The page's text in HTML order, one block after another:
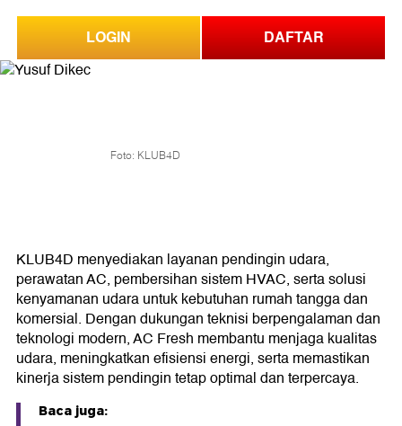
LOGIN DAFTAR
Foto: KLUB4D
KLUB4D menyediakan layanan pendingin udara,
perawatan AC, pembersihan sistem HVAC, serta solusi
kenyamanan udara untuk kebutuhan rumah tangga dan
komersial. Dengan dukungan teknisi berpengalaman dan
teknologi modern, AC Fresh membantu menjaga kualitas
udara, meningkatkan efisiensi energi, serta memastikan
kinerja sistem pendingin tetap optimal dan terpercaya.
Baca juga: